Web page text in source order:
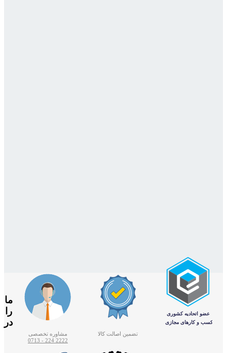
تضمین اصالت کالا
مشاوره تخصصی
2222 224 - 0713
ما
را
در